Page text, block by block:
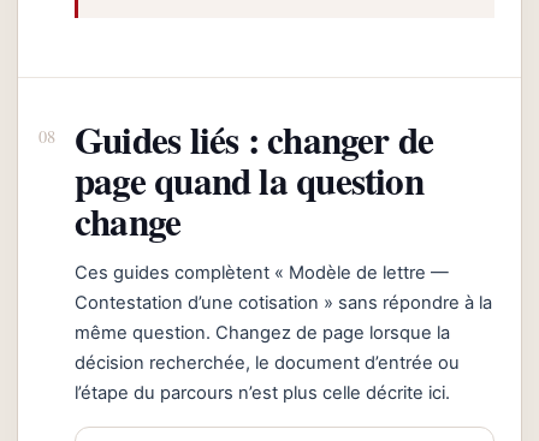
Guides liés : changer de
page quand la question
change
Ces guides complètent « Modèle de lettre —
Contestation d’une cotisation » sans répondre à la
même question. Changez de page lorsque la
décision recherchée, le document d’entrée ou
l’étape du parcours n’est plus celle décrite ici.